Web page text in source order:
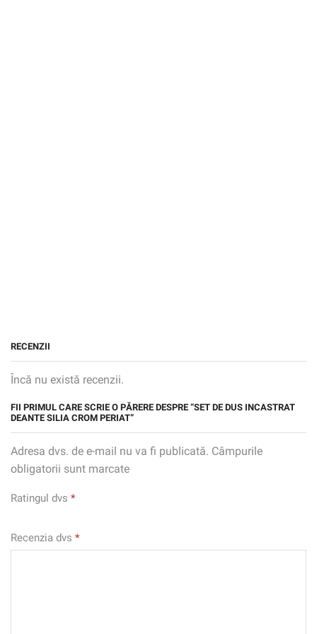
RECENZII
Încă nu există recenzii.
FII PRIMUL CARE SCRIE O PĂRERE DESPRE “SET DE DUS INCASTRAT
DEANTE SILIA CROM PERIAT”
Adresa dvs. de e-mail nu va fi publicată. Câmpurile
obligatorii sunt marcate
Ratingul dvs *
Recenzia dvs *